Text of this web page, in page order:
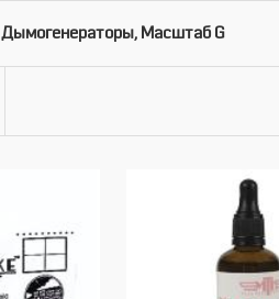
Дымогенераторы, Масштаб G